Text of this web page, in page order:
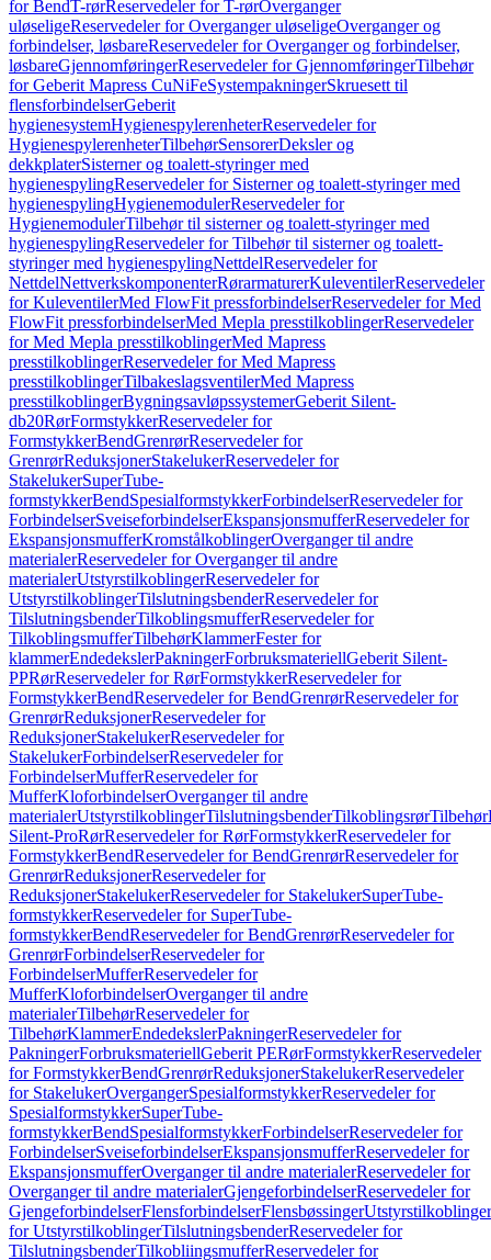
for BendT-rørReservedeler for T-rørOverganger
uløseligeReservedeler for Overganger uløseligeOverganger og
forbindelser, løsbareReservedeler for Overganger og forbindelser,
løsbareGjennomføringerReservedeler for GjennomføringerTilbehør
for Geberit Mapress CuNiFeSystempakningerSkruesett til
flensforbindelserGeberit
hygienesystemHygienespylerenheterReservedeler for
HygienespylerenheterTilbehørSensorerDeksler og
dekkplaterSisterner og toalett-styringer med
hygienespylingReservedeler for Sisterner og toalett-styringer med
hygienespylingHygienemodulerReservedeler for
HygienemodulerTilbehør til sisterner og toalett-styringer med
hygienespylingReservedeler for Tilbehør til sisterner og toalett-
styringer med hygienespylingNettdelReservedeler for
NettdelNettverkskomponenterRørarmaturerKuleventilerReservedeler
for KuleventilerMed FlowFit pressforbindelserReservedeler for Med
FlowFit pressforbindelserMed Mepla presstilkoblingerReservedeler
for Med Mepla presstilkoblingerMed Mapress
presstilkoblingerReservedeler for Med Mapress
presstilkoblingerTilbakeslagsventilerMed Mapress
presstilkoblingerBygningsavløpssystemerGeberit Silent-
db20RørFormstykkerReservedeler for
FormstykkerBendGrenrørReservedeler for
GrenrørReduksjonerStakelukerReservedeler for
StakelukerSuperTube-
formstykkerBendSpesialformstykkerForbindelserReservedeler for
ForbindelserSveiseforbindelserEkspansjonsmufferReservedeler for
EkspansjonsmufferKromstålkoblingerOverganger til andre
materialerReservedeler for Overganger til andre
materialerUtstyrstilkoblingerReservedeler for
UtstyrstilkoblingerTilslutningsbenderReservedeler for
TilslutningsbenderTilkoblingsmufferReservedeler for
TilkoblingsmufferTilbehørKlammerFester for
klammerEndedekslerPakningerForbruksmateriellGeberit Silent-
PPRørReservedeler for RørFormstykkerReservedeler for
FormstykkerBendReservedeler for BendGrenrørReservedeler for
GrenrørReduksjonerReservedeler for
ReduksjonerStakelukerReservedeler for
StakelukerForbindelserReservedeler for
ForbindelserMufferReservedeler for
MufferKloforbindelserOverganger til andre
materialerUtstyrstilkoblingerTilslutningsbenderTilkoblingsrørTilbehør
Silent-ProRørReservedeler for RørFormstykkerReservedeler for
FormstykkerBendReservedeler for BendGrenrørReservedeler for
GrenrørReduksjonerReservedeler for
ReduksjonerStakelukerReservedeler for StakelukerSuperTube-
formstykkerReservedeler for SuperTube-
formstykkerBendReservedeler for BendGrenrørReservedeler for
GrenrørForbindelserReservedeler for
ForbindelserMufferReservedeler for
MufferKloforbindelserOverganger til andre
materialerTilbehørReservedeler for
TilbehørKlammerEndedekslerPakningerReservedeler for
PakningerForbruksmateriellGeberit PERørFormstykkerReservedeler
for FormstykkerBendGrenrørReduksjonerStakelukerReservedeler
for StakelukerOvergangerSpesialformstykkerReservedeler for
SpesialformstykkerSuperTube-
formstykkerBendSpesialformstykkerForbindelserReservedeler for
ForbindelserSveiseforbindelserEkspansjonsmufferReservedeler for
EkspansjonsmufferOverganger til andre materialerReservedeler for
Overganger til andre materialerGjengeforbindelserReservedeler for
GjengeforbindelserFlensforbindelserFlensbøssingerUtstyrstilkoblinger
for UtstyrstilkoblingerTilslutningsbenderReservedeler for
TilslutningsbenderTilkobliingsmufferReservedeler for